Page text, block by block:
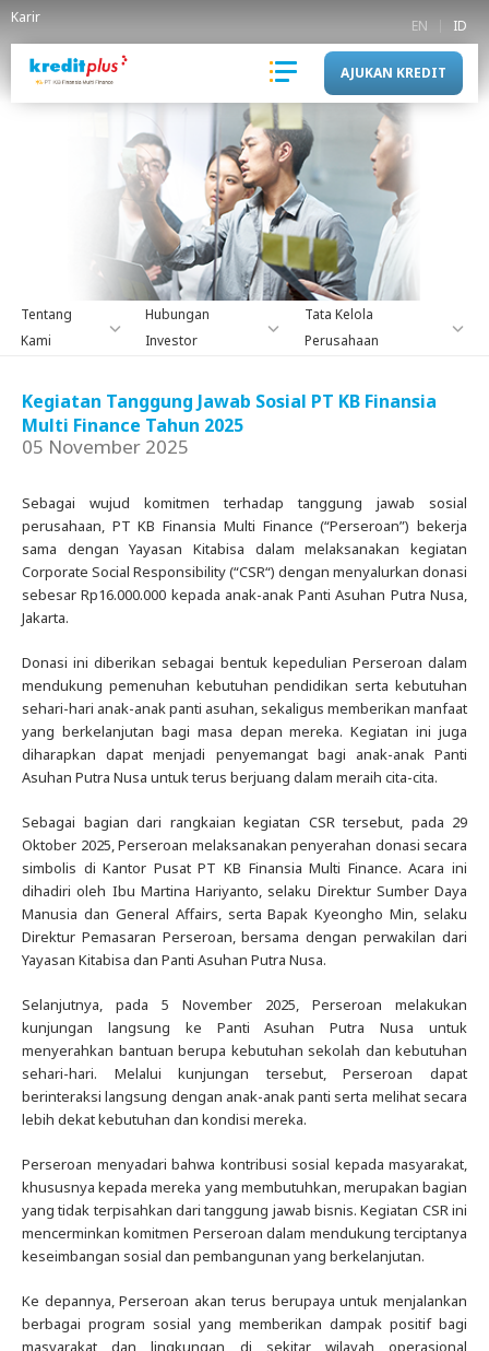
Karir EN ID
AJUKAN KREDIT
Tentang
Kami
Hubungan
Investor
Tata Kelola
Perusahaan
Kegiatan Tanggung Jawab Sosial PT KB Finansia
Multi Finance Tahun 2025
05 November 2025
Sebagai wujud komitmen terhadap tanggung jawab sosial
perusahaan, PT KB Finansia Multi Finance (“Perseroan”) bekerja
sama dengan Yayasan Kitabisa dalam melaksanakan kegiatan
Corporate Social Responsibility (“CSR“) dengan menyalurkan donasi
sebesar Rp16.000.000 kepada anak-anak Panti Asuhan Putra Nusa,
Jakarta.
Donasi ini diberikan sebagai bentuk kepedulian Perseroan dalam
mendukung pemenuhan kebutuhan pendidikan serta kebutuhan
sehari-hari anak-anak panti asuhan, sekaligus memberikan manfaat
yang berkelanjutan bagi masa depan mereka. Kegiatan ini juga
diharapkan dapat menjadi penyemangat bagi anak-anak Panti
Asuhan Putra Nusa untuk terus berjuang dalam meraih cita-cita.
Sebagai bagian dari rangkaian kegiatan CSR tersebut, pada 29
Oktober 2025, Perseroan melaksanakan penyerahan donasi secara
simbolis di Kantor Pusat PT KB Finansia Multi Finance. Acara ini
dihadiri oleh Ibu Martina Hariyanto, selaku Direktur Sumber Daya
Manusia dan General Affairs, serta Bapak Kyeongho Min, selaku
Direktur Pemasaran Perseroan, bersama dengan perwakilan dari
Yayasan Kitabisa dan Panti Asuhan Putra Nusa.
Selanjutnya, pada 5 November 2025, Perseroan melakukan
kunjungan langsung ke Panti Asuhan Putra Nusa untuk
menyerahkan bantuan berupa kebutuhan sekolah dan kebutuhan
sehari-hari. Melalui kunjungan tersebut, Perseroan dapat
berinteraksi langsung dengan anak-anak panti serta melihat secara
lebih dekat kebutuhan dan kondisi mereka.
Perseroan menyadari bahwa kontribusi sosial kepada masyarakat,
khususnya kepada mereka yang membutuhkan, merupakan bagian
yang tidak terpisahkan dari tanggung jawab bisnis. Kegiatan CSR ini
mencerminkan komitmen Perseroan dalam mendukung terciptanya
keseimbangan sosial dan pembangunan yang berkelanjutan.
Ke depannya, Perseroan akan terus berupaya untuk menjalankan
berbagai program sosial yang memberikan dampak positif bagi
masyarakat dan lingkungan di sekitar wilayah operasional